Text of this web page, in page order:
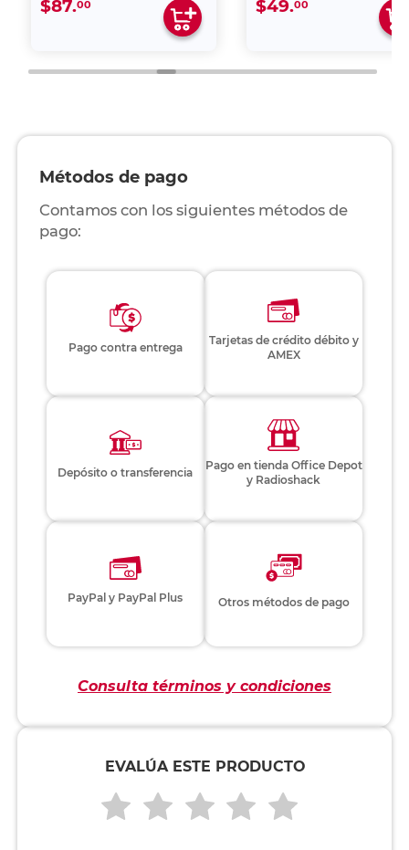
$87.00 $49.00
Métodos de pago
Contamos con los siguientes métodos de
pago:
Pago contra entrega
Tarjetas de crédito débito y
AMEX
Depósito o transferencia
Pago en tienda Office Depot
y Radioshack
PayPal y PayPal Plus Otros métodos de pago
Consulta términos y condiciones
EVALÚA ESTE PRODUCTO